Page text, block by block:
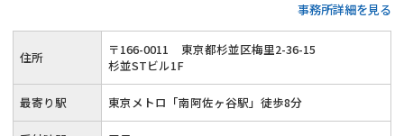
用、遺言書作成といった生前対策も得意◆土日祝日相談（要予
約）とオンライン面談にも対応している忙しい方が相談しやす
い税理士事務所です。
事務所詳細を見る
住所 〒166-0011
東京都杉並区梅里2-36-15
杉並STビル1F
最寄り駅 東京メトロ「南阿佐ヶ谷駅」徒歩8分